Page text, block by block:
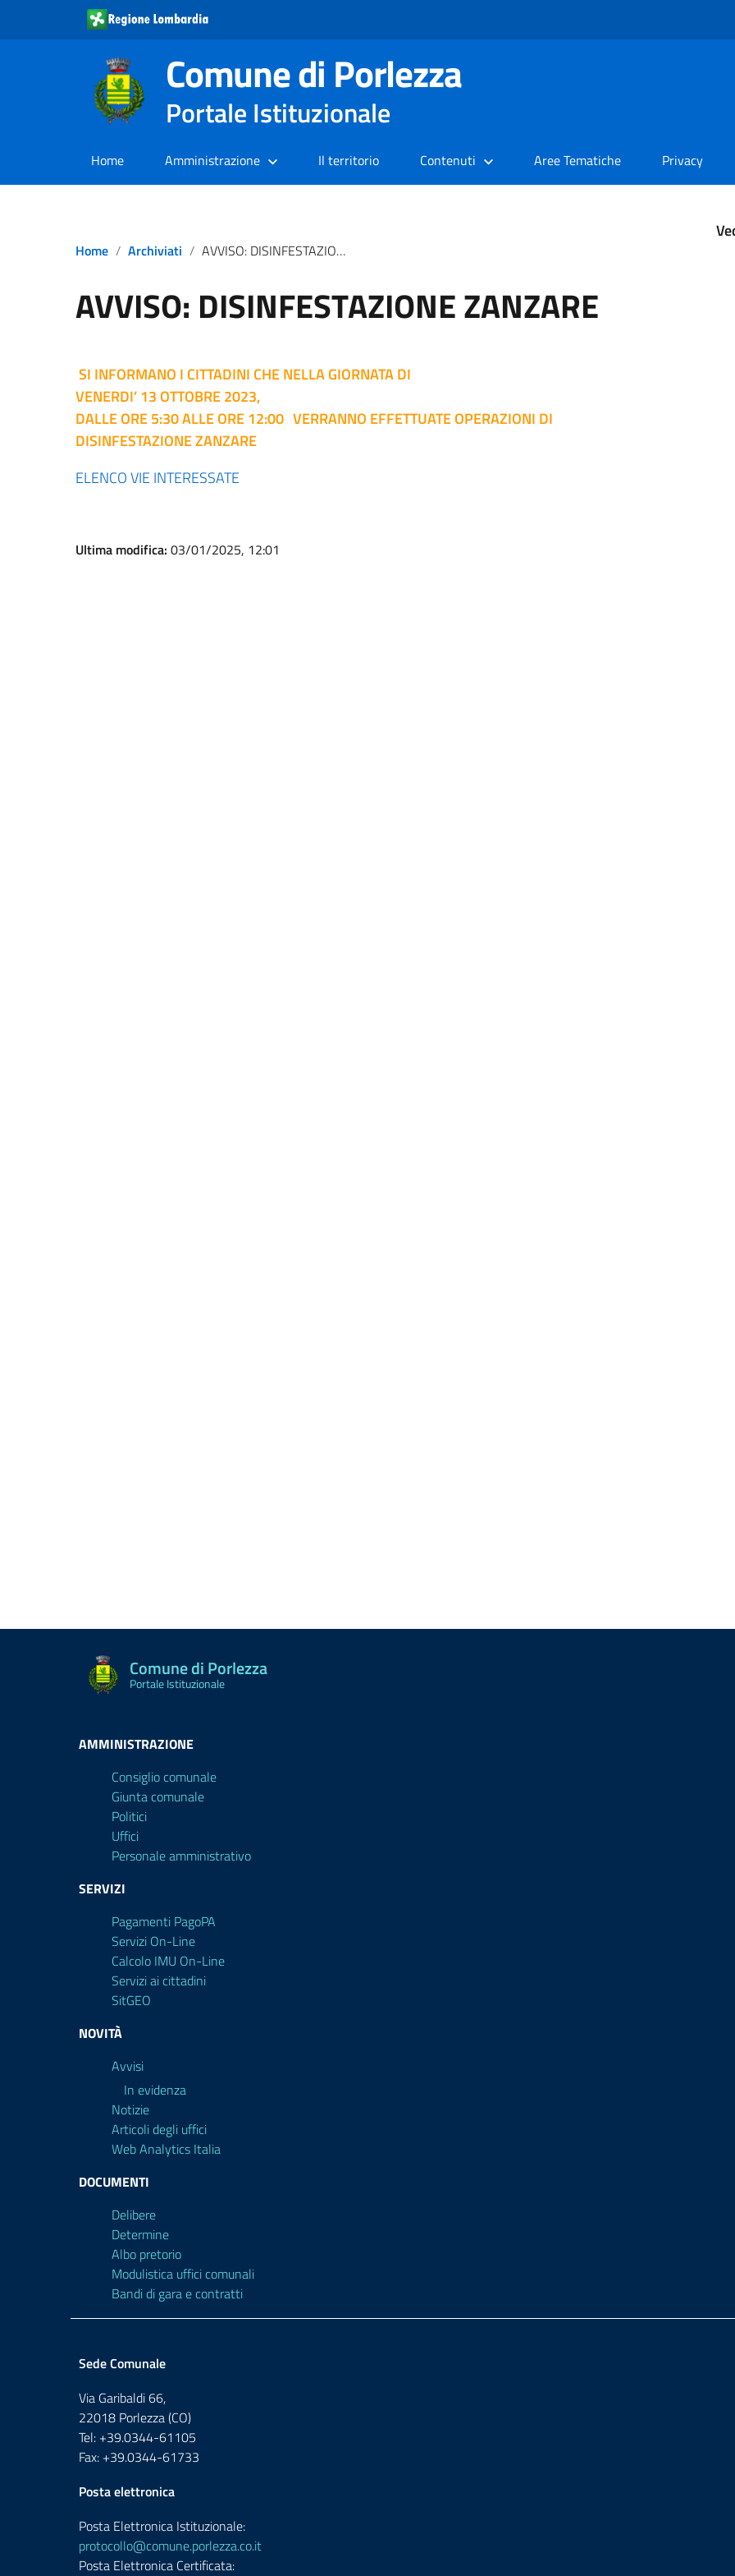
Comune di Porlezza
Portale Istituzionale
Home Amministrazione Il territorio Contenuti Aree Tematiche Privacy
Home Archiviati AVVISO: DISINFESTAZIONE ZANZARE
AVVISO: DISINFESTAZIONE ZANZARE
SI INFORMANO I CITTADINI CHE NELLA GIORNATA DI
VENERDI’ 13 OTTOBRE 2023,
DALLE ORE 5:30 ALLE ORE 12:00 VERRANNO EFFETTUATE OPERAZIONI DI
DISINFESTAZIONE ZANZARE
ELENCO VIE INTERESSATE
Ultima modifica: 03/01/2025, 12:01
Comune di Porlezza
Portale Istituzionale
AMMINISTRAZIONE
Consiglio comunale
Giunta comunale
Politici
Uffici
Personale amministrativo
SERVIZI
Pagamenti PagoPA
Servizi On-Line
Calcolo IMU On-Line
Servizi ai cittadini
SitGEO
NOVITÀ
Avvisi
In evidenza
Notizie
Articoli degli uffici
Web Analytics Italia
DOCUMENTI
Delibere
Determine
Albo pretorio
Modulistica uffici comunali
Bandi di gara e contratti
Sede Comunale
Via Garibaldi 66,
22018 Porlezza (CO)
Tel: +39.0344-61105
Fax: +39.0344-61733
Posta elettronica
Posta Elettronica Istituzionale:
protocollo@comune.porlezza.co.it
Posta Elettronica Certificata: